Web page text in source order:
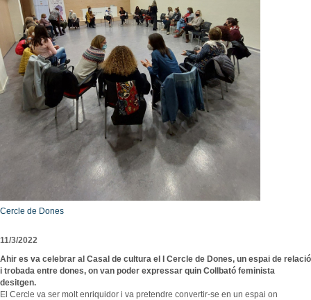
Cercle de Dones
11/3/2022
Ahir es va celebrar al Casal de cultura el I Cercle de Dones, un espai de relació
i trobada entre dones, on van poder expressar quin Collbató feminista
desitgen.
El Cercle va ser molt enriquidor i va pretendre convertir-se en un espai on